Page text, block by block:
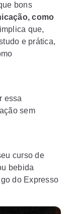
bons
como
que,
e prática,
essa
sem
curso de
bebida
do Expresso